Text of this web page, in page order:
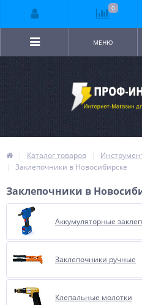
МЕНЮ
Каталог товаров
Заклепочники в Новосибирске
Заклепочники в
Аккумуляторные
Заклепочники ручные
Клепальные молотки
0